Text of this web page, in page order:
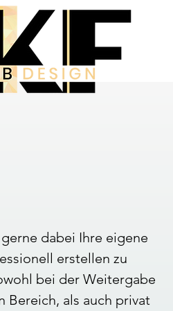
dabei Ihre eigene
erstellen zu
bei der Weitergabe
Bereich, als auch privat